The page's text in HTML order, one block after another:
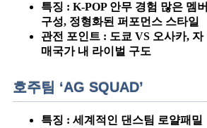
특징 : K-POP 안무 경험 많은 멤버
구성, 정형화된 퍼포먼스 스타일
관전 포인트 : 도쿄 VS 오사카, 자
매국가 내 라이벌 구도
호주팀 ‘AG SQUAD’
특징 : 세계적인 댄스팀 로얄패밀